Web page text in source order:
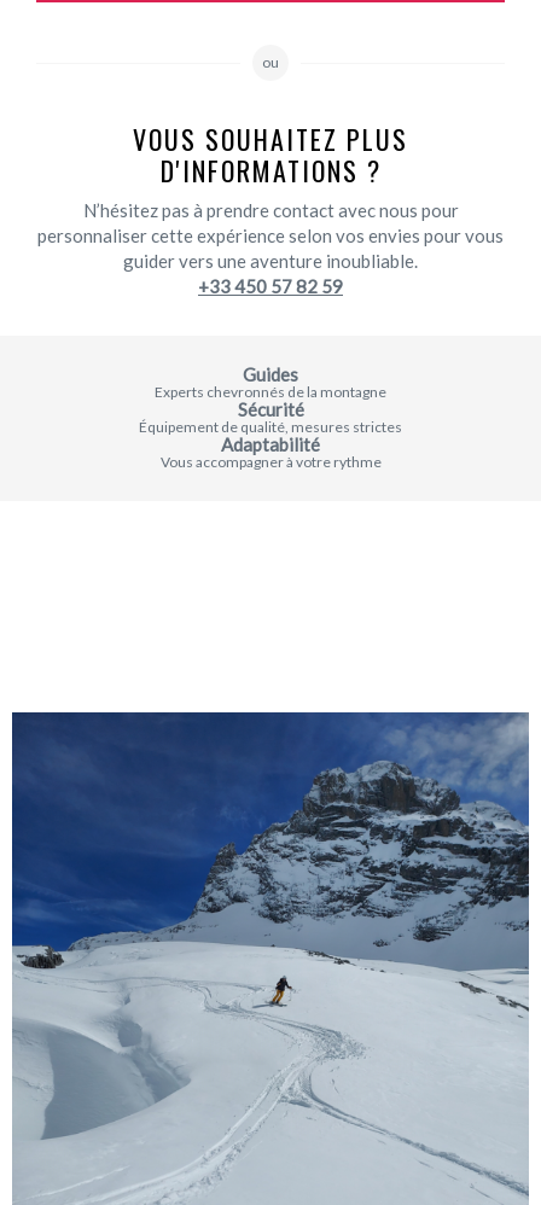
ou
VOUS SOUHAITEZ PLUS
D'INFORMATIONS ?
N’hésitez pas à prendre contact avec nous pour
personnaliser cette expérience selon vos envies pour vous
guider vers une aventure inoubliable.
+33 450 57 82 59
Guides
Experts chevronnés de la montagne
Sécurité
Équipement de qualité, mesures strictes
Adaptabilité
Vous accompagner à votre rythme